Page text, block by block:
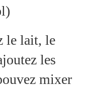
le lait, le
les
mixer